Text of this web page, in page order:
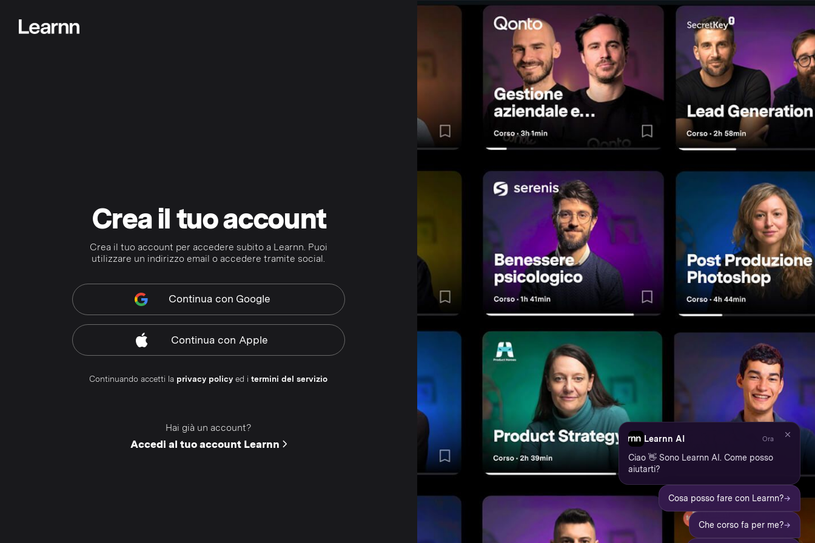
Crea il tuo account
Crea il tuo account per accedere subito a Learnn. Puoi
utilizzare un indirizzo email o accedere tramite social.
Continua con Google
Continua con Apple
Continuando accetti la privacy policyed i termini del servizio
Hai già un account?
Accedi al tuo account Learnn Learnn AI Ora
Ciao 👋 Sono Learnn AI. Come posso
aiutarti?
Cosa posso fare con Learnn?→
Che corso fa per me?→